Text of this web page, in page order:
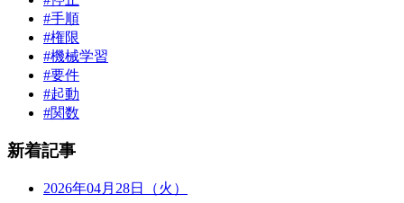
#手順
#権限
#機械学習
#要件
#起動
#関数
新着記事
2026年04月28日（火）